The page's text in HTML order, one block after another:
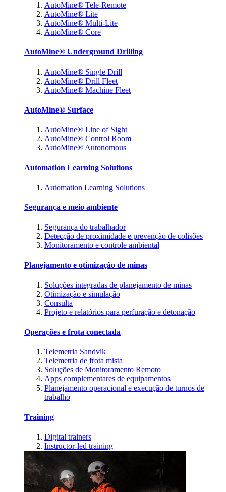
AutoMine® Tele-Remote
AutoMine® Lite
AutoMine® Multi-Lite
AutoMine® Core
AutoMine® Underground Drilling
AutoMine® Single Drill
AutoMine® Drill Fleet
AutoMine® Machine Fleet
AutoMine® Surface
AutoMine® Line of Sight
AutoMine® Control Room
AutoMine® Autonomous
Automation Learning Solutions
Automation Learning Solutions
Segurança e meio ambiente
Segurança do trabalhador
Detecção de proximidade e prevenção de colisões
Monitoramento e controle ambiental
Planejamento e otimização de minas
Soluções integradas de planejamento de minas
Otimização e simulação
Consulta
Projeto e relatórios para perfuração e detonação
Operações e frota conectada
Telemetria Sandvik
Telemetria de frota mista
Soluções de Monitoramento Remoto
Apps complementares de equipamentos
Planejamento operacional e execução de turnos de
trabalho
Training
Digital trainers
Instructor-led training